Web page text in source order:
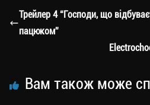
a
m
er ok Li
Трейлер 4 “Господи, що
пацюком”
Вам також може